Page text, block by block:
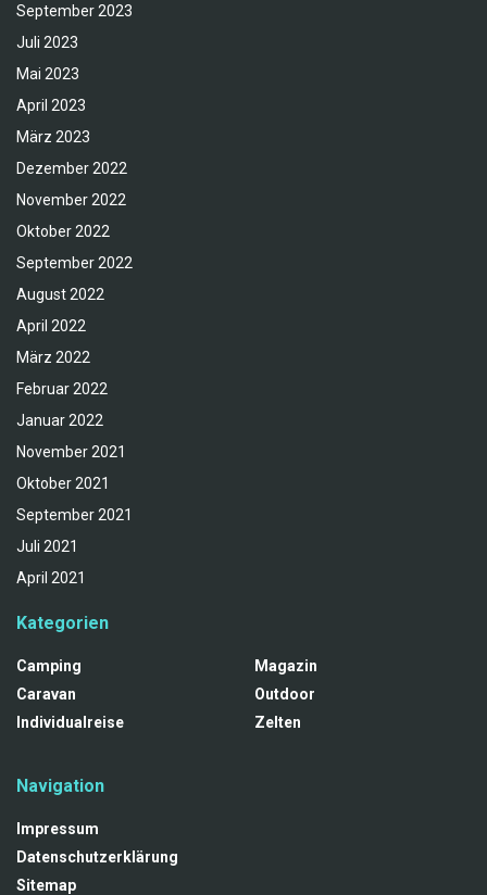
September 2023
Juli 2023
Mai 2023
April 2023
März 2023
Dezember 2022
November 2022
Oktober 2022
September 2022
August 2022
April 2022
März 2022
Februar 2022
Januar 2022
November 2021
Oktober 2021
September 2021
Juli 2021
April 2021
Kategorien
Camping
Caravan
Individualreise
Magazin
Outdoor
Zelten
Navigation
Impressum
Datenschutzerklärung
Sitemap